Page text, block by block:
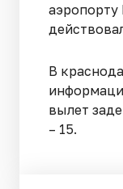
В
вылет
– 15.